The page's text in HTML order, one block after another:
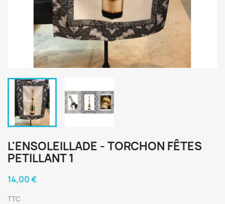
L'ENSOLEILLADE - TORCHON FÊTES
PETILLANT 1
14,00 €
TTC